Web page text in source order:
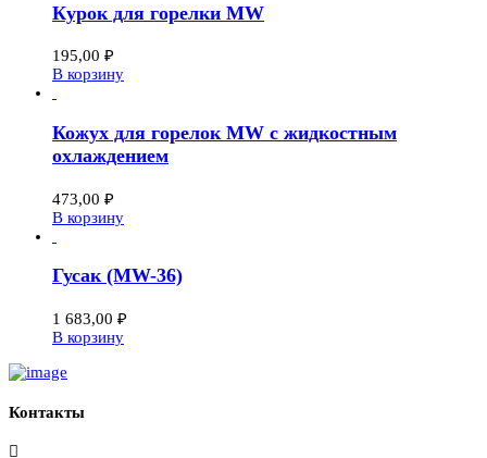
Курок для горелки MW
195,00 ₽
В корзину
Кожух для горелок MW с жидкостным
охлаждением
473,00 ₽
В корзину
Гусак (MW-36)
1 683,00 ₽
В корзину
Контакты